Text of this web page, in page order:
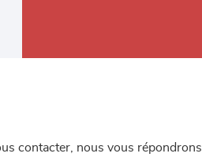
contacter, nous vous